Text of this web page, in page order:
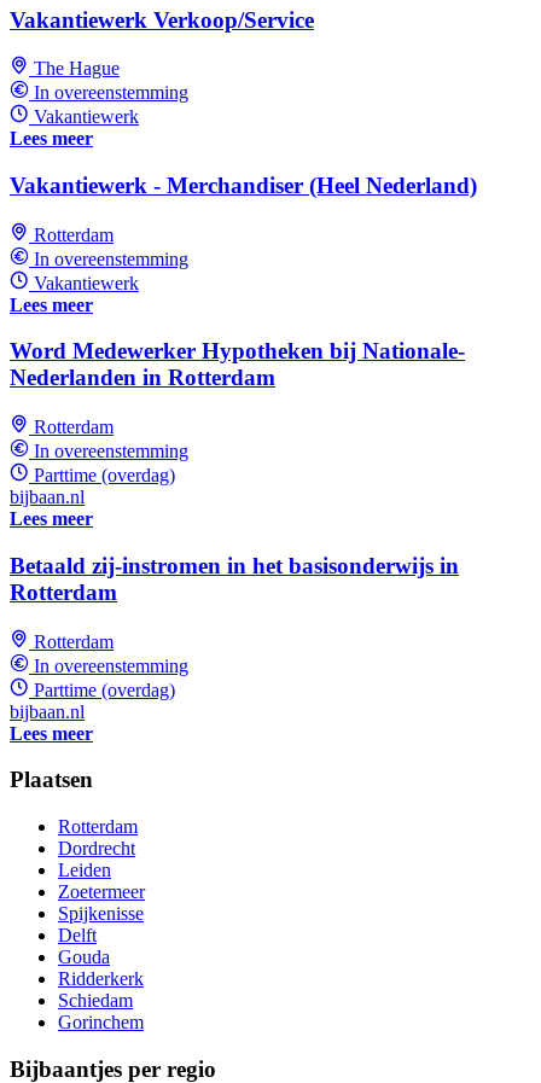
Vakantiewerk Verkoop/Service
The Hague
In overeenstemming
Vakantiewerk
Lees meer
Vakantiewerk - Merchandiser (Heel Nederland)
Rotterdam
In overeenstemming
Vakantiewerk
Lees meer
Word Medewerker Hypotheken bij Nationale-
Nederlanden in Rotterdam
Rotterdam
In overeenstemming
Parttime (overdag)
bijbaan.nl
Lees meer
Betaald zij-instromen in het basisonderwijs in
Rotterdam
Rotterdam
In overeenstemming
Parttime (overdag)
bijbaan.nl
Lees meer
Plaatsen
Rotterdam
Dordrecht
Leiden
Zoetermeer
Spijkenisse
Delft
Gouda
Ridderkerk
Schiedam
Gorinchem
Bijbaantjes per regio